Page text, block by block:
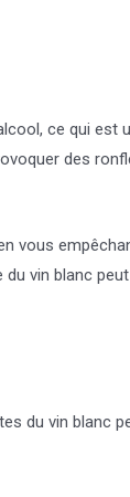
ce qui est
des
vous
vin blanc
du vin blanc